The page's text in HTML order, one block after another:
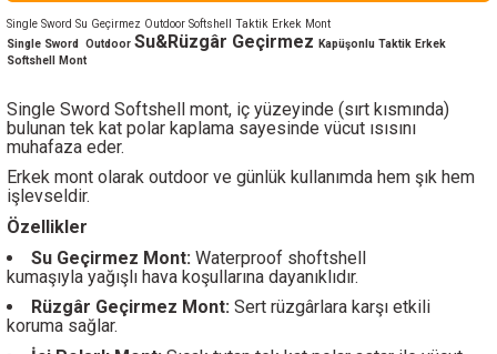
Single Sword Su Geçirmez Outdoor Softshell Taktik Erkek Mont
Single Sword
Outdoor Su&Rüzgâr Geçirmez
Kapüşonlu Taktik Erkek
Softshell Mont
Single Sword Softshell mont, iç yüzeyinde (sırt kısmında)
bulunan tek kat polar kaplama sayesinde vücut ısısını
muhafaza eder.
Erkek mont olarak outdoor ve günlük kullanımda hem şık hem
işlevseldir.
Özellikler
Su Geçirmez Mont: Waterproof shoftshell
kumaşıyla yağışlı hava koşullarına dayanıklıdır.
Rüzgâr Geçirmez Mont: Sert rüzgârlara karşı etkili
koruma sağlar.